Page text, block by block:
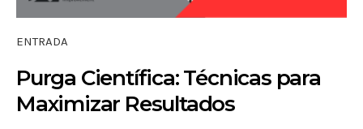
ENTRADA
Purga Científica: Técnicas para
Maximizar Resultados